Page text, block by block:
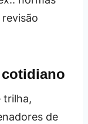
trilha,
de